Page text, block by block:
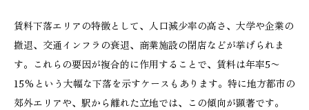
賃料下落エリアの特徴として、人口減少率の高さ、大学や企業の
撤退、交通インフラの衰退、商業施設の閉店などが挙げられま
す。これらの要因が複合的に作用することで、賃料は年率5〜
15%という大幅な下落を示すケースもあります。特に地方都市の
郊外エリアや、駅から離れた立地では、この傾向が顕著です。